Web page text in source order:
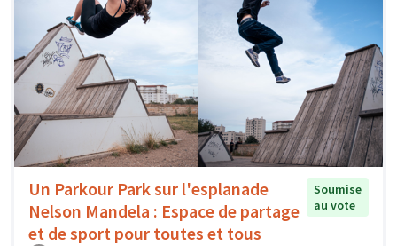
Un Parkour Park sur l'esplanade
Nelson Mandela : Espace de partage
et de sport pour toutes et tous
Soumise
au vote